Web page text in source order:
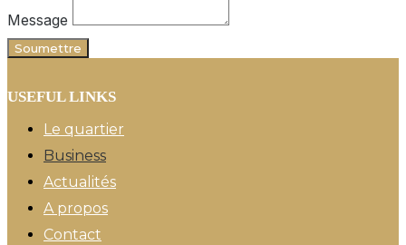
Message
Soumettre
USEFUL LINKS
Le quartier
Business
Actualités
A propos
Contact